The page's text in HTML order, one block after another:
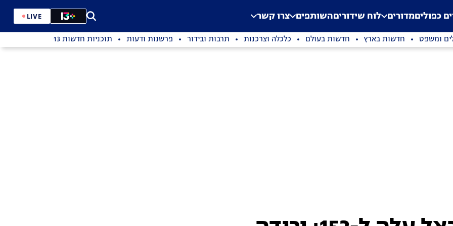
Application error: a
. כפוליםמדורים לוח שידוריםהשותפים צרו קשר LIVE
ומשפט חדשות בארץ חדשות בעולם כלכלה וצרכנות תרבות ובידור פרשנות ודעות תוכניות חדשות 13